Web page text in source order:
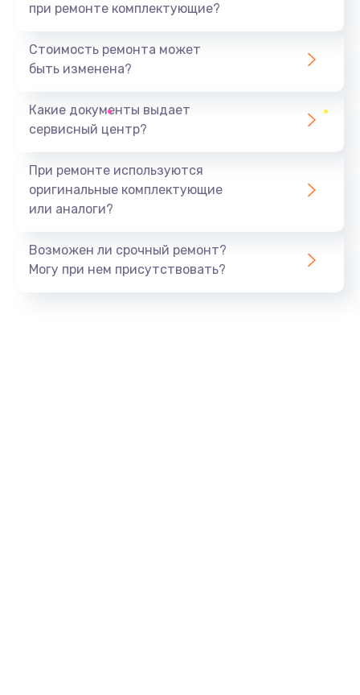
при ремонте комплектующие?
Стоимость ремонта может
быть изменена?
Какие документы выдает
сервисный центр?
При ремонте используются
оригинальные комплектующие
или аналоги?
Возможен ли срочный ремонт?
Могу при нем присутствовать?